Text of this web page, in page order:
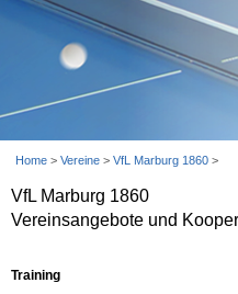
Home > Vereine > VfL Marburg 1860 >
VfL Marburg 1860
Vereinsangebote und
Training